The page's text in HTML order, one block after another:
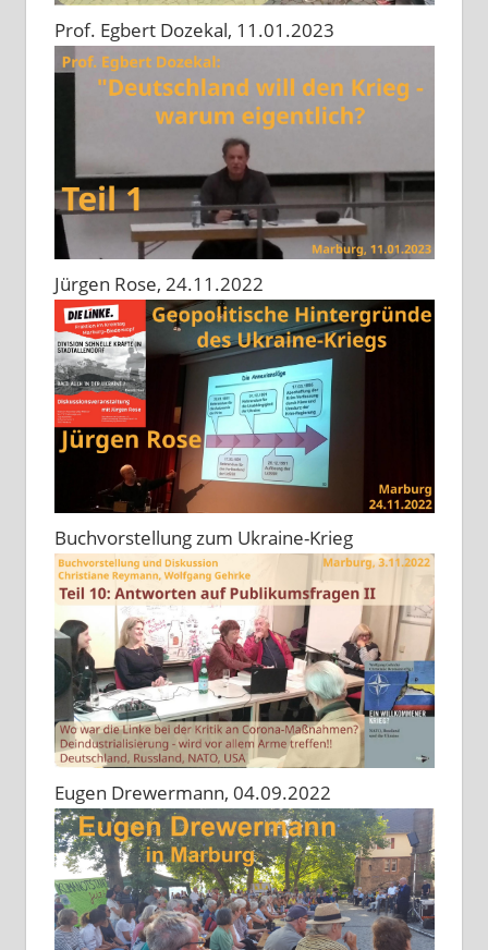
Prof. Egbert Dozekal, 11.01.2023
Jürgen Rose, 24.11.2022
Buchvorstellung zum Ukraine-Krieg
Eugen Drewermann, 04.09.2022